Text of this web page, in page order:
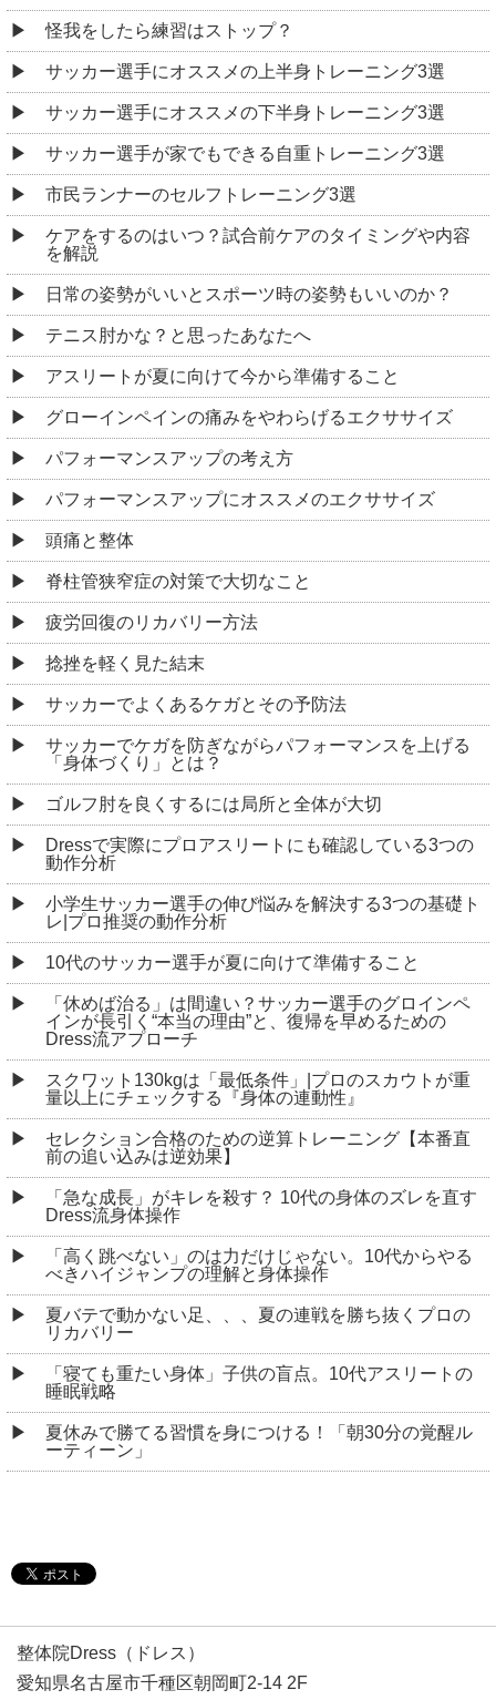
怪我をしたら練習はストップ？
サッカー選手にオススメの上半身トレーニング3選
サッカー選手にオススメの下半身トレーニング3選
サッカー選手が家でもできる自重トレーニング3選
市民ランナーのセルフトレーニング3選
ケアをするのはいつ？試合前ケアのタイミングや内容
を解説
日常の姿勢がいいとスポーツ時の姿勢もいいのか？
テニス肘かな？と思ったあなたへ
アスリートが夏に向けて今から準備すること
グローインペインの痛みをやわらげるエクササイズ
パフォーマンスアップの考え方
パフォーマンスアップにオススメのエクササイズ
頭痛と整体
脊柱管狭窄症の対策で大切なこと
疲労回復のリカバリー方法
捻挫を軽く見た結末
サッカーでよくあるケガとその予防法
サッカーでケガを防ぎながらパフォーマンスを上げる
「身体づくり」とは？
ゴルフ肘を良くするには局所と全体が大切
Dressで実際にプロアスリートにも確認している3つの
動作分析
小学生サッカー選手の伸び悩みを解決する3つの基礎ト
レ|プロ推奨の動作分析
10代のサッカー選手が夏に向けて準備すること
「休めば治る」は間違い？サッカー選手のグロインペ
インが長引く“本当の理由”と、復帰を早めるための
Dress流アプローチ
スクワット130kgは「最低条件」|プロのスカウトが重
量以上にチェックする『身体の連動性』
セレクション合格のための逆算トレーニング【本番直
前の追い込みは逆効果】
「急な成長」がキレを殺す？ 10代の身体のズレを直す
Dress流身体操作
「高く跳べない」のは力だけじゃない。10代からやる
べきハイジャンプの理解と身体操作
夏バテで動かない足、、、夏の連戦を勝ち抜くプロの
リカバリー
「寝ても重たい身体」子供の盲点。10代アスリートの
睡眠戦略
夏休みで勝てる習慣を身につける！「朝30分の覚醒ル
ーティーン」
整体院Dress（ドレス）
愛知県名古屋市千種区朝岡町2-14 2F